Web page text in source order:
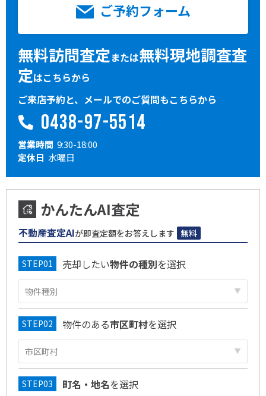
ご予約フォーム
無料訪問査定または無料現地調査査
定はこちらから
ご来店予約と、メールでのご質問もこちらから
0438-97-5514
営業時間 9:30-18:00
定休日 水曜日
かんたんAI査定
不動産査定AIが即査定額をお答えします 無料
売却したい物件の種別を選択
物件のある市区町村を選択
町名・地名を選択